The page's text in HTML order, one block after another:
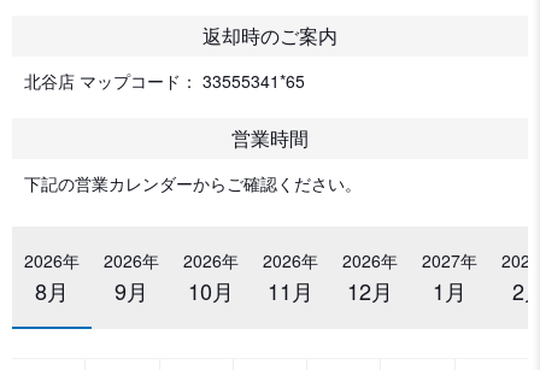
返却時のご案内
北谷店 マップコード： 33555341*65
営業時間
下記の営業カレンダーからご確認ください。
2026年
8月
2026年
9月
2026年
10月
2026年
11月
2026年
12月
2027年
1月 2